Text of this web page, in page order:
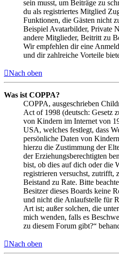
sein musst, um Beiträge zu
du als registriertes Mitglied
Funktionen, die Gästen nicht
Beispiel Avatarbilder, Private
andere Mitglieder, Beitritt zu
Wir empfehlen dir eine
und dir zahlreiche Vorteile
Nach oben
Was ist COPPA?
COPPA, ausgeschrieben
Act of 1998 (deutsch: Gesetz
von Kindern im Internet von
USA, welches festlegt, dass
persönliche Daten von
hierzu die Zustimmung der
der Erziehungsberechtigten
bist, ob dies auf dich oder die
registrieren versuchst, zutrifft,
Beistand zu Rate. Bitte
Besitzer dieses Boards keine
und nicht die Anlaufstelle für
Art ist; außer solchen, die
mich wenden, falls es
zu diesem Forum gibt?“
Nach oben